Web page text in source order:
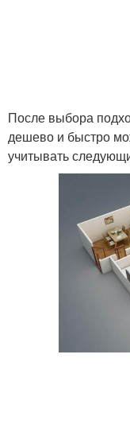
После выбора
дешево и быстро
учитывать